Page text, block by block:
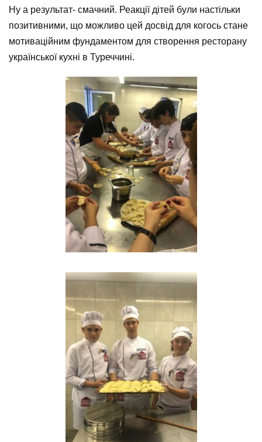
Ну а результат- смачний. Реакції дітей були настільки
позитивними, що можливо цей досвід для когось стане
мотиваційним фундаментом для створення ресторану
української кухні в Туреччині.